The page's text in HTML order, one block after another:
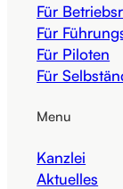
Für
Für
Für Piloten
Für
Menu
Kanzlei
Aktuelles